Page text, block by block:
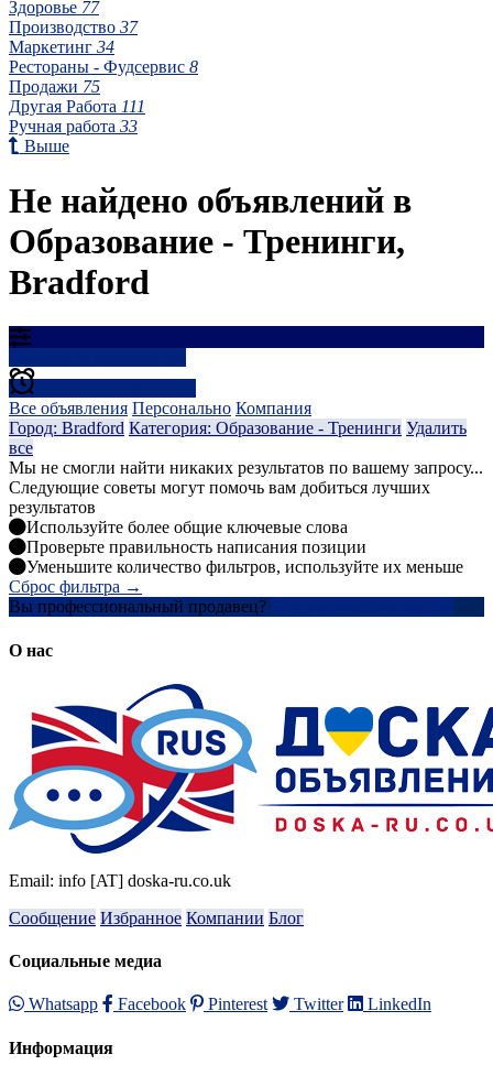
Здоровье 77
Производство 37
Маркетинг 34
Рестораны - Фудсервис 8
Продажи 75
Другая Работа 111
Ручная работа 33
Выше
Не найдено объявлений в
Образование - Тренинги,
Bradford
Все объявления Персонально Компания
Город: Bradford Категория: Образование - Тренинги Удалить
все
Мы не смогли найти никаких результатов по вашему запросу...
Следующие советы могут помочь вам добиться лучших
результатов
Используйте более общие ключевые слова
Проверьте правильность написания позиции
Уменьшите количество фильтров, используйте их меньше
Сброс фильтра →
Вы профессиональный продавец?
О нас
Email: info [AT] doska-ru.co.uk
Сообщение Избранное Компании Блог
Социальные медиа
Whatsapp Facebook Pinterest Twitter LinkedIn
Информация